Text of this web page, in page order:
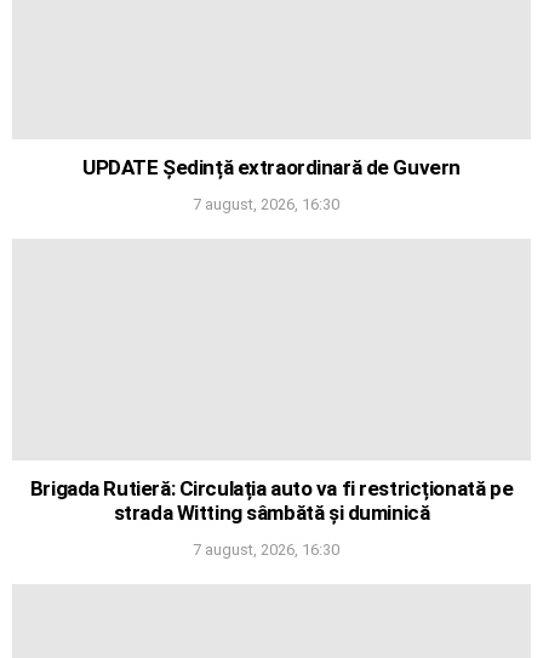
UPDATE Ședință extraordinară de Guvern
7 august, 2026, 16:30
Brigada Rutieră: Circulația auto va fi restricționată pe
strada Witting sâmbătă și duminică
7 august, 2026, 16:30